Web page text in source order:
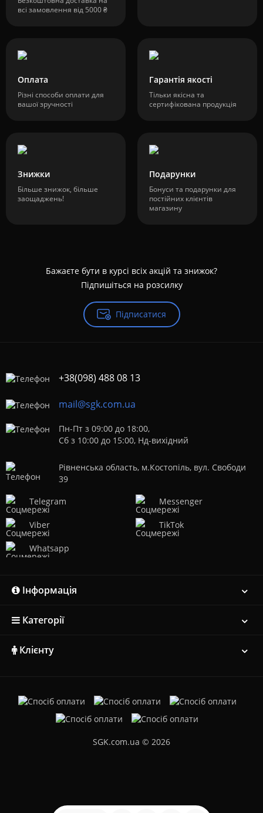
всі замовлення від 5000 ₴
Оплата
Різні способи оплати для
вашої зручності
Гарантія якості
Тільки якісна та
сертифікована продукція
Знижки
Більше знижок, більше
заощаджень!
Подарунки
Бонуси та подарунки для
постійних клієнтів
магазину
Бажаєте бути в курсі всіх акцій та знижок?
Підпишіться на розсилку
Підписатися
+38(098) 488 08 13
mail@sgk.com.ua
Пн-Пт з 09:00 до 18:00,
Сб з 10:00 до 15:00, Нд-вихідний
Рівненська область, м.Костопіль, вул. Свободи
39
Telegram
Viber
Whatsapp
Messenger
TikTok
Інформація
Категорії
Клієнту
SGK.com.ua © 2026